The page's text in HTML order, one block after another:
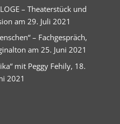
– Theaterstück und
am 29. Juli 2021
– Fachgespräch,
am 25. Juni 2021
mit Peggy Fehily, 18.
2021